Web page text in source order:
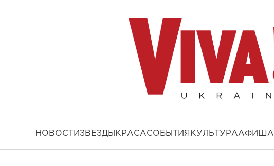
НОВОСТИ ЗВЕЗДЫ КРАСАСОБЫТИЯ КУЛЬТУРААФИША